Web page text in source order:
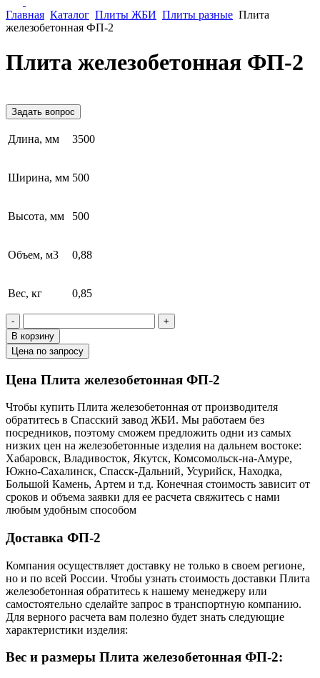
Главная Каталог Плиты ЖБИ Плиты разные Плита
железобетонная ФП-2
Плита железобетонная ФП-2
Задать вопрос
Длина, мм 3500
Ширина, мм 500
Высота, мм 500
Объем, м3 0,88
Вес, кг 0,85
-
+
В корзину
Цена по запросу
Цена Плита железобетонная ФП-2
Чтобы купить Плита железобетонная от производителя
обратитесь в Cпасский завод ЖБИ. Мы работаем без
посредников, поэтому сможем предложить одни из самых
низких цен на железобетонные изделия на дальнем востоке:
Хабаровск, Владивосток, Якутск, Комсомольск-на-Амуре,
Южно-Сахалинск, Спасск-Дальний, Усурийск, Находка,
Большой Камень, Артем и т.д. Конечная стоимость зависит от
сроков и объема заявки для ее расчета свяжитесь с нами
любым удобным способом
Доставка ФП-2
Компания осуществляет доставку не только в своем регионе,
но и по всей России. Чтобы узнать стоимость доставки Плита
железобетонная обратитесь к нашему менеджеру или
самостоятельно сделайте запрос в транспортную компанию.
Для верного расчета вам полезно будет знать следующие
характеристики изделия:
Вес и размеры Плита железобетонная ФП-2: